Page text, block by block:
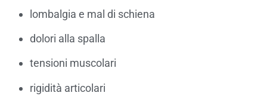
lombalgia e mal di schiena
dolori alla spalla
tensioni muscolari
rigidità articolari